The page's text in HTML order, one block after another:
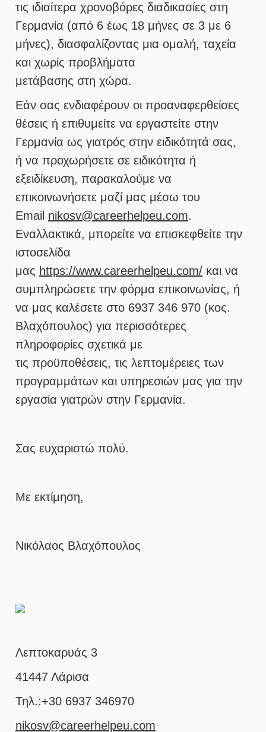
τις ιδιαίτερα χρονοβόρες διαδικασίες στη
Γερμανία (από 6 έως 18 μήνες σε 3 με 6
μήνες), διασφαλίζοντας μια ομαλή, ταχεία
και χωρίς προβλήματα
μετάβασης στη χώρα.
Εάν σας ενδιαφέρουν οι προαναφερθείσες
θέσεις ή επιθυμείτε να εργαστείτε στην
Γερμανία ως γιατρός στην ειδικότητά σας,
ή να προχωρήσετε σε ειδικότητα ή
εξειδίκευση, παρακαλούμε να
επικοινωνήσετε μαζί μας μέσω του
Email nikosv@careerhelpeu.com.
Εναλλακτικά, μπορείτε να επισκεφθείτε την
ιστοσελίδα
μας https://www.careerhelpeu.com/ και να
συμπληρώσετε την φόρμα επικοινωνίας, ή
να μας καλέσετε στο 6937 346 970 (κος.
Βλαχόπουλος) για περισσότερες
πληροφορίες σχετικά με
τις προϋποθέσεις, τις λεπτομέρειες των
προγραμμάτων και υπηρεσιών μας για την
εργασία γιατρών στην Γερμανία.
Σας ευχαριστώ πολύ.
Με εκτίμηση,
Νικόλαος Βλαχόπουλος
Λεπτοκαρυάς 3
41447 Λάρισα
Τηλ.:+30 6937 346970
nikosv@careerhelpeu.com